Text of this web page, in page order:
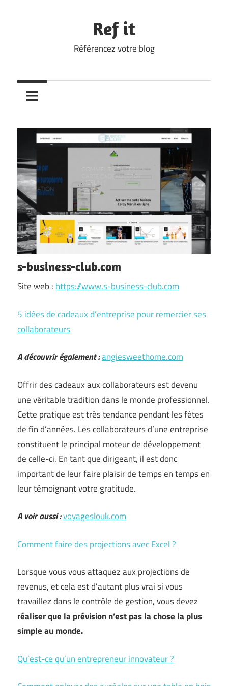
Ref it
Référencez votre blog
s-business-club.com
Site web : https://www.s-business-club.com
5 idées de cadeaux d’entreprise pour remercier ses
collaborateurs
A découvrir également :angiesweethome.com
Offrir des cadeaux aux collaborateurs est devenu
une véritable tradition dans le monde professionnel.
Cette pratique est très tendance pendant les fêtes
de fin d’années. Les collaborateurs d’une entreprise
constituent le principal moteur de développement
de celle-ci. En tant que dirigeant, il est donc
important de leur faire plaisir de temps en temps en
leur témoignant votre gratitude.
A voir aussi :voyageslouk.com
Comment faire des projections avec Excel ?
Lorsque vous vous attaquez aux projections de
revenus, et cela est d’autant plus vrai si vous
travaillez dans le contrôle de gestion, vous devez
réaliser que la prévision n’est pas la chose la plus
simple au monde.
Qu’est-ce qu’un entrepreneur innovateur ?